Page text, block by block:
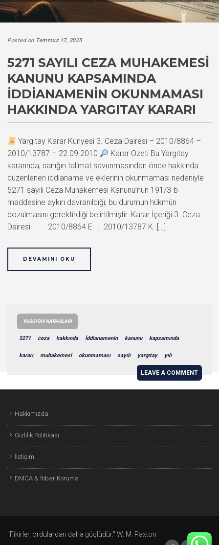
Posted on Temmuz 17, 2025
5271 SAYILI CEZA MUHAKEMESI
KANUNU KAPSAMINDA
İDDIANAMENIN OKUNMAMASI
HAKKINDA YARGITAY KARARI
Yargıtay Karar Künyesi 3. Ceza Dairesi – 2010/8864 –
2010/13787 – 22.09.2010
Karar Özeti Bu Yargıtay
kararında, sanığın talimat savunmasından önce hakkında
düzenlenen iddianame ve eklerinin okunmaması nedeniyle
5271 sayılı Ceza Muhakemesi Kanunu’nun 191/3-b
maddesine aykırı davranıldığı, bu durumun hükmün
bozulmasını gerektirdiği belirtilmiştir. Karar İçeriği 3. Ceza
Dairesi 2010/8864 E. , 2010/13787 K. […]
DEVAMINI OKU
YARGITAY KARARLARI
5271 ceza hakkında İddianamenin kanunu kapsamında
kararı muhakemesi okunmaması sayılı yargıtay yılı
LEAVE A COMMENT
Hakkımızda
Gizlilik Politikası
İletişim
DMCA & İtibar Koruma
"Fikirler, ordulardan daha güçlüdür." W. M. Paxton